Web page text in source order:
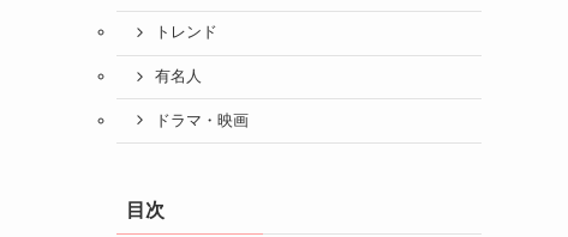
トレンド
有名人
ドラマ・映画
目次